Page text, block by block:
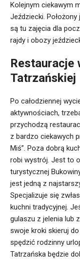
Kolejnym ciekawym
Jeździecki.
są tu zajęcia dla
rajdy i obozy
Restauracje
Tatrzańskiej
Po całodziennej
aktywnościach,
przychodzą
z bardzo ciekawych
Miś”. Poza dobrą
robi wystrój. Jest to
turystycznej
jest jedną z
Specjalizuje się
kuchni tradycyjnej.
gulaszu z jelenia lub
swoje kroki skieruj
spędzić rodzinny
Tatrzańska będzie